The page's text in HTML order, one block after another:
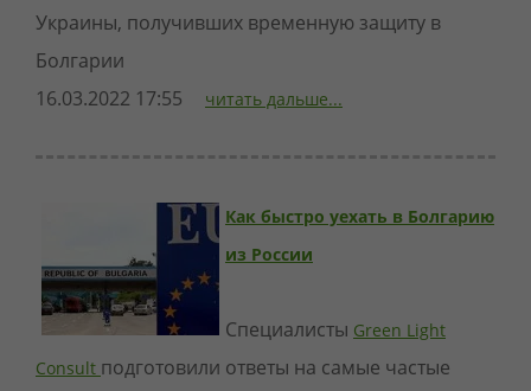
Украины, получивших временную защиту в
Болгарии
16.03.2022 17:55
читать дальше...
Как быстро уехать в Болгарию
из России
Специалисты Green Light
Consult подготовили ответы на самые частые